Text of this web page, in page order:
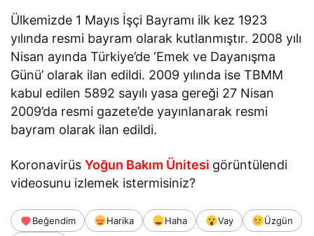
Ülkemizde 1 Mayıs İşçi Bayramı ilk kez 1923
yılında resmi bayram olarak kutlanmıştır. 2008 yılı
Nisan ayında Türkiye’de ‘Emek ve Dayanışma
Günü’ olarak ilan edildi. 2009 yılında ise TBMM
kabul edilen 5892 sayılı yasa gereği 27 Nisan
2009’da resmi gazete’de yayınlanarak resmi
bayram olarak ilan edildi.
KoronavirüsYoğun Bakım Ünitesi görüntülendi
videosunu izlemek istermisiniz?
Beğendim Harika Haha Vay
Üzgün